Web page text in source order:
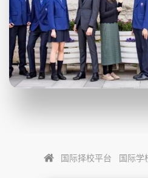
国际择校平台 国际学